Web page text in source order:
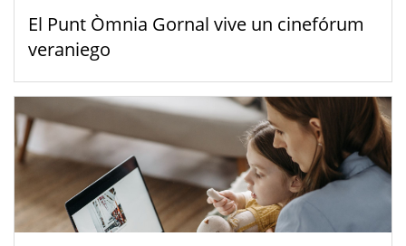
El Punt Òmnia Gornal vive un cinefórum
veraniego